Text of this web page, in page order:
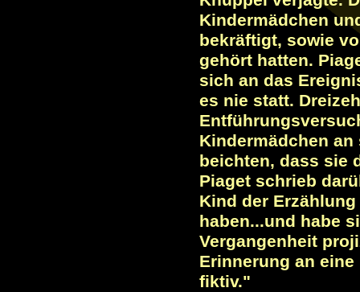
Kindermädchen
bekräftigt, sowie
gehört hatten.
sich an das
es nie statt.
Kindermädchen
beichten, dass sie
Piaget schrieb
Kind der
haben...und habe
Vergangenheit
Erinnerung an
fiktiv."